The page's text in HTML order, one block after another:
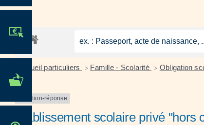
MES DÉMARCHES
Accueil particuliers > Famille - Scolarité > Obligation
Question-réponse
Établissement scolaire privé